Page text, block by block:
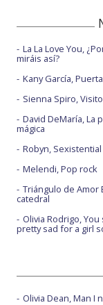
La La Love You,
miráis así?
Kany García,
Sienna Spiro,
David DeMaría, La
mágica
Robyn, Sexistential
Melendi, Pop rock
Triángulo de Amor
catedral
Olivia Rodrigo, You
pretty sad for a girl
Olivia Dean, Man I